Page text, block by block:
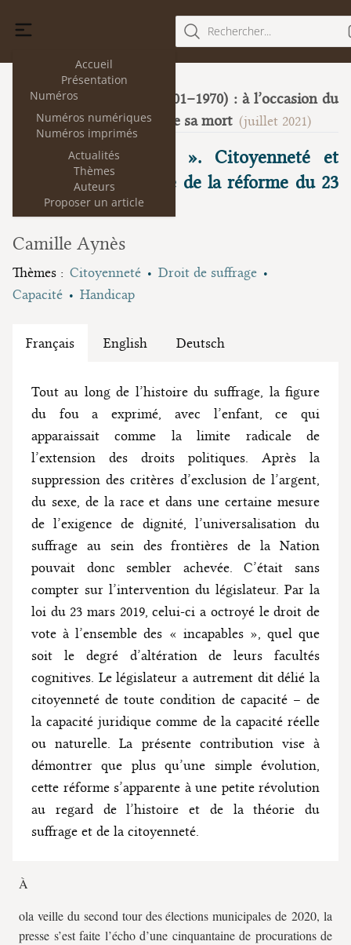
Accueil
Présentation
Numéros
Numéros numériques
Numéros imprimés
Actualités
Thèmes
Auteurs
Proposer un article
Rechercher...
26
René Capitant (1901–1970) : à l’occasion du
50e anniversaire de sa mort (juillet 2021)
Le vote du « fou ». Citoyenneté et
capacité à la lumière de la réforme du 23
mars 2019
Camille Aynès
Thèmes : Citoyenneté
Droit de suffrage
Capacité
Handicap
Français English Deutsch
Tout au long de l’histoire du suffrage, la figure
du fou a exprimé, avec l’enfant, ce qui
apparaissait comme la limite radicale de
l’extension des droits politiques. Après la
suppression des critères d’exclusion de l’argent,
du sexe, de la race et dans une certaine mesure
de l’exigence de dignité, l’universalisation du
suffrage au sein des frontières de la Nation
pouvait donc sembler achevée. C’était sans
compter sur l’intervention du législateur. Par la
loi du 23 mars 2019, celui-ci a octroyé le droit de
vote à l’ensemble des « incapables », quel que
soit le degré d’altération de leurs facultés
cognitives. Le législateur a autrement dit délié la
citoyenneté de toute condition de capacité – de
la capacité juridique comme de la capacité réelle
ou naturelle. La présente contribution vise à
démontrer que plus qu’une simple évolution,
cette réforme s’apparente à une petite révolution
au regard de l’histoire et de la théorie du
suffrage et de la citoyenneté.
À
ola veille du second tour des élections municipales de 2020, la
presse s’est faite l’écho d’une cinquantaine de procurations de